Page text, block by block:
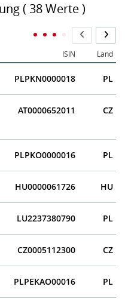
( 38 Werte )
ISIN Land
PLPKN0000018 PL
AT0000652011 CZ
PLPKO0000016 PL
HU0000061726 HU
LU2237380790 PL
CZ0005112300 CZ
PLPEKAO00016 PL